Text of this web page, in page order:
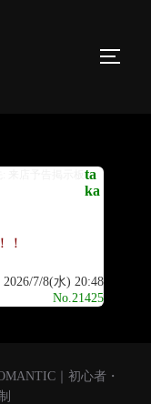
: 来店予告掲示板ta
ka
！
2026/7/8(水) 20:48
No.21425
｜初心者・